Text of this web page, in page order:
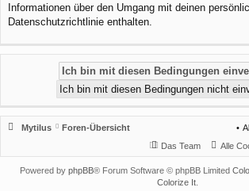
Informationen über den Umgang mit deinen
Datenschutzrichtlinie enthalten.
Mytilus Foren-Übersicht
Alle
Das Team
Powered by phpBB® Forum Software © phpBB Limited
Colorize It